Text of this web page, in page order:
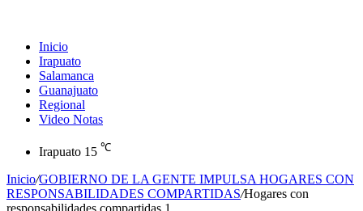
Inicio
Irapuato
Salamanca
Guanajuato
Regional
Video Notas
Irapuato 15 ℃
Inicio/GOBIERNO DE LA GENTE IMPULSA HOGARES CON
RESPONSABILIDADES COMPARTIDAS/Hogares con